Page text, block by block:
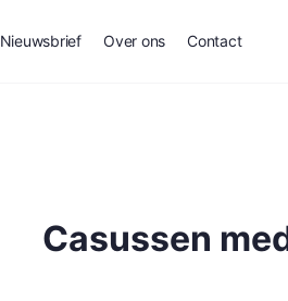
Nieuwsbrief Over ons Contact
Casussen